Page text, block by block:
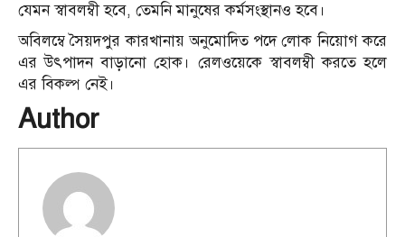
যেমন স্বাবলম্বী হবে, তেমনি মানুষের কর্মসংস্থানও হবে।
অবিলম্বে সৈয়দপুর কারখানায় অনুমোদিত পদে লোক নিয়োগ করে
এর উৎপাদন বাড়ানো হোক। রেলওয়েকে স্বাবলম্বী করতে হলে
এর বিকল্প নেই।
Author